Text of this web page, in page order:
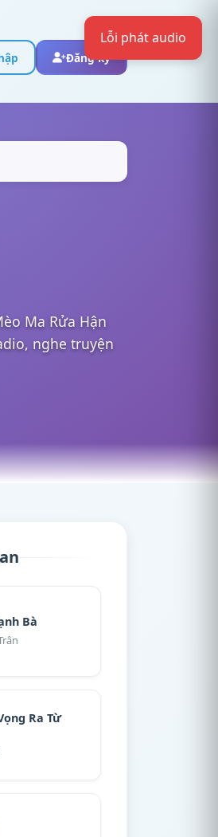
Đăng ký
Ma Rửa Hận
nghe truyện
Bà
Ra Từ